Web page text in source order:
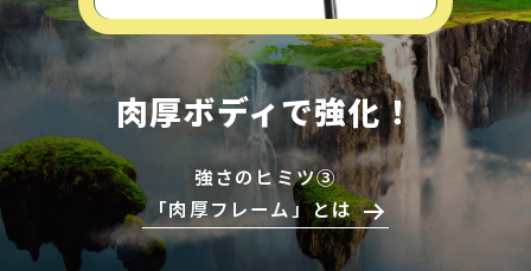
肉厚ボディで強化！
強さのヒミツ③
「肉厚フレーム」とは